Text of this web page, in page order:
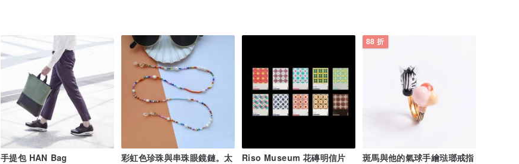
手提包 HAN Bag
彩虹色珍珠與串珠眼鏡鏈。太
Riso Museum 花磚明信片
88 折
斑馬與他的氣球手繪琺瑯戒指